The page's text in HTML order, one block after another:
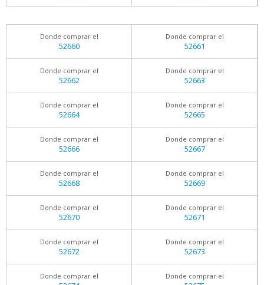
Donde comprar el
52660
Donde comprar el
52661
Donde comprar el
52662
Donde comprar el
52663
Donde comprar el
52664
Donde comprar el
52665
Donde comprar el
52666
Donde comprar el
52667
Donde comprar el
52668
Donde comprar el
52669
Donde comprar el
52670
Donde comprar el
52671
Donde comprar el
52672
Donde comprar el
52673
Donde comprar el Donde comprar el